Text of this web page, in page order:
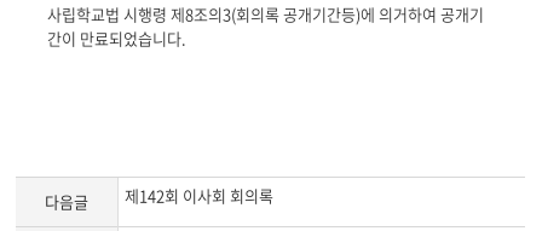
게
시
사립학교법 시행령 제8조의3(회의록 공개기간등)에 의거하여 공개기
간이 만료되었습니다
다음글 제142회 이사회 회의록